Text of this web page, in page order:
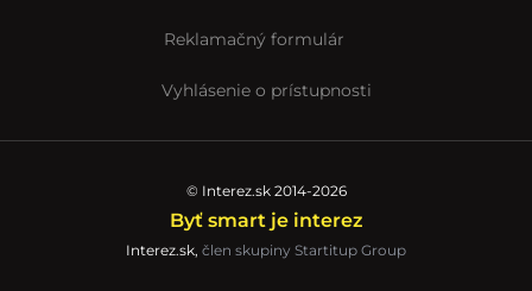
Reklamačný formulár
Vyhlásenie o prístupnosti
© Interez.sk 2014-2026
Byť smart je interez
Interez.sk, člen skupiny Startitup Group